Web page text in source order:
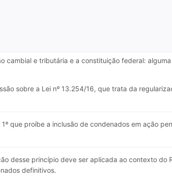
cambial e tributária e a constituição federal:
sobre a Lei nº 13.254/16, que trata da
que proíbe a inclusão de condenados em ação
desse princípio deve ser aplicada ao contexto do
definitivos.